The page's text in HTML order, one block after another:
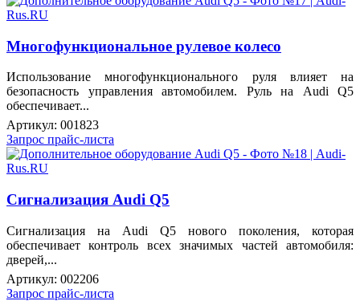
Многофункциональное рулевое колесо
Использование многофункционального руля влияет на
безопасность управления автомобилем. Руль на Audi Q5
обеспечивает...
Артикул: 001823
Запрос прайс-листа
Сигнализация Audi Q5
Сигнализация на Audi Q5 нового поколения, которая
обеспечивает контроль всех значимых частей автомобиля:
дверей,...
Артикул: 002206
Запрос прайс-листа